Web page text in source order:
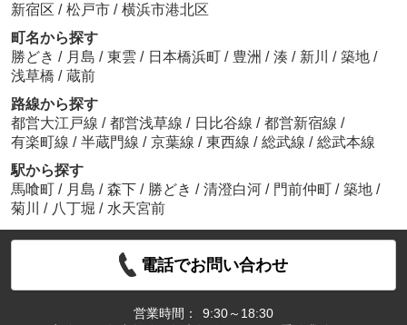
新宿区 / 松戸市 / 横浜市港北区
町名から探す
勝どき / 月島 / 東雲 / 日本橋浜町 / 豊洲 / 湊 / 新川 / 築地 /
浅草橋 / 蔵前
路線から探す
都営大江戸線 / 都営浅草線 / 日比谷線 / 都営新宿線 /
有楽町線 / 半蔵門線 / 京葉線 / 東西線 / 総武線 / 総武本線
駅から探す
馬喰町 / 月島 / 森下 / 勝どき / 清澄白河 / 門前仲町 / 築地 /
菊川
/ 八丁堀 / 水天宮前
電話でお問い合わせ
営業時間：
9:30～18:30